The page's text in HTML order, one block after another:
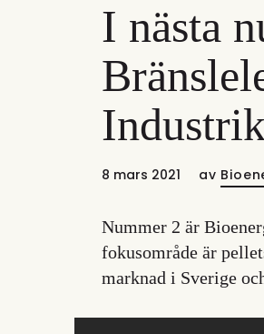
I nästa
8 mars 2021 av
Nummer 2 är
fokusområde är
marknad i Sverige